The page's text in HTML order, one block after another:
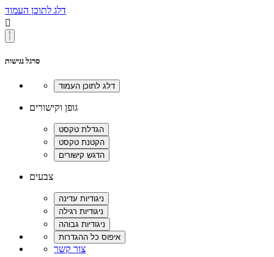
דלג לתוכן העמוד

סרגל נגישות
גופן וקישורים
צבעים
צור קשר